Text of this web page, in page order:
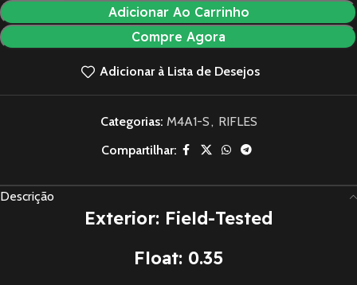
Adicionar Ao Carrinho
Compre Agora
Adicionar à Lista de Desejos
Categorias: M4A1-S, RIFLES
Compartilhar:
Descrição
Exterior: Field-Tested
Float: 0.35